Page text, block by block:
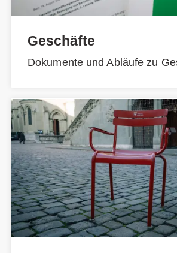
Geschäfte
Dokumente und Abläufe zu